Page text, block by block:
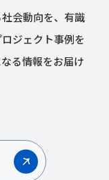
会動向を、有識
ジェクト事例を
る情報をお届け